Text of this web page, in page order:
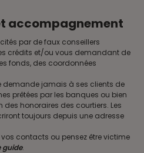
accompagnement
par de faux conseillers
crédits et/ou vous demandant de
fonds, des coordonnées
demande jamais à ses clients de
prêtées par les banques ou bien
des honoraires des courtiers. Les
toujours depuis une adresse
contacts ou pensez être victime
guide.